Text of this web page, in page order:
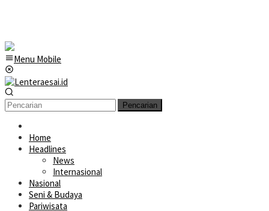
Menu Mobile
Pencarian
Home
Headlines
News
Internasional
Nasional
Seni & Budaya
Pariwisata